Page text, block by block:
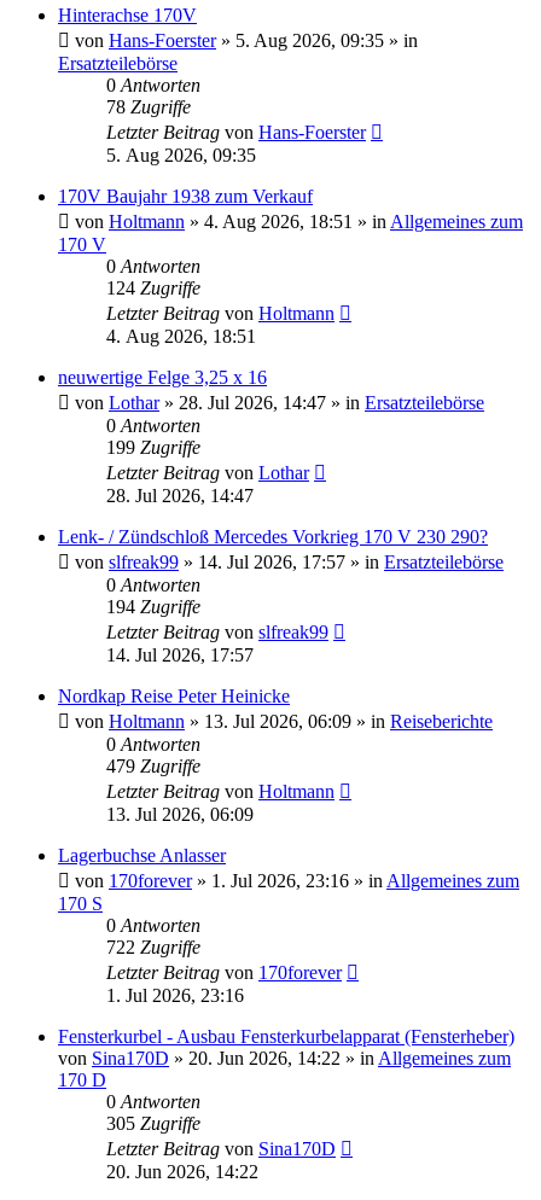
Hinterachse 170V
von Hans-Foerster» 5. Aug 2026, 09:35 » in
Ersatzteilebörse
0 Antworten
78 Zugriffe
Letzter Beitrag von Hans-Foerster
5. Aug 2026, 09:35
170V Baujahr 1938 zum Verkauf
von Holtmann » 4. Aug 2026, 18:51 » in Allgemeines zum
170 V
0 Antworten
124 Zugriffe
Letzter Beitrag von Holtmann
4. Aug 2026, 18:51
neuwertige Felge 3,25 x 16
von Lothar» 28. Jul 2026, 14:47 » in Ersatzteilebörse
0 Antworten
199 Zugriffe
Letzter Beitrag von Lothar
28. Jul 2026, 14:47
Lenk- / Zündschloß Mercedes Vorkrieg 170 V 230 290?
von slfreak99 » 14. Jul 2026, 17:57 » in Ersatzteilebörse
0 Antworten
194 Zugriffe
Letzter Beitrag von slfreak99
14. Jul 2026, 17:57
Nordkap Reise Peter Heinicke
von Holtmann » 13. Jul 2026, 06:09 » in Reiseberichte
0 Antworten
479 Zugriffe
Letzter Beitrag von Holtmann
13. Jul 2026, 06:09
Lagerbuchse Anlasser
von 170forever» 1. Jul 2026, 23:16 » in Allgemeines zum
170 S
0 Antworten
722 Zugriffe
Letzter Beitrag von 170forever
1. Jul 2026, 23:16
Fensterkurbel - Ausbau Fensterkurbelapparat (Fensterheber)
von Sina170D » 20. Jun 2026, 14:22 » in Allgemeines zum
170 D
0 Antworten
305 Zugriffe
Letzter Beitrag von Sina170D
20. Jun 2026, 14:22